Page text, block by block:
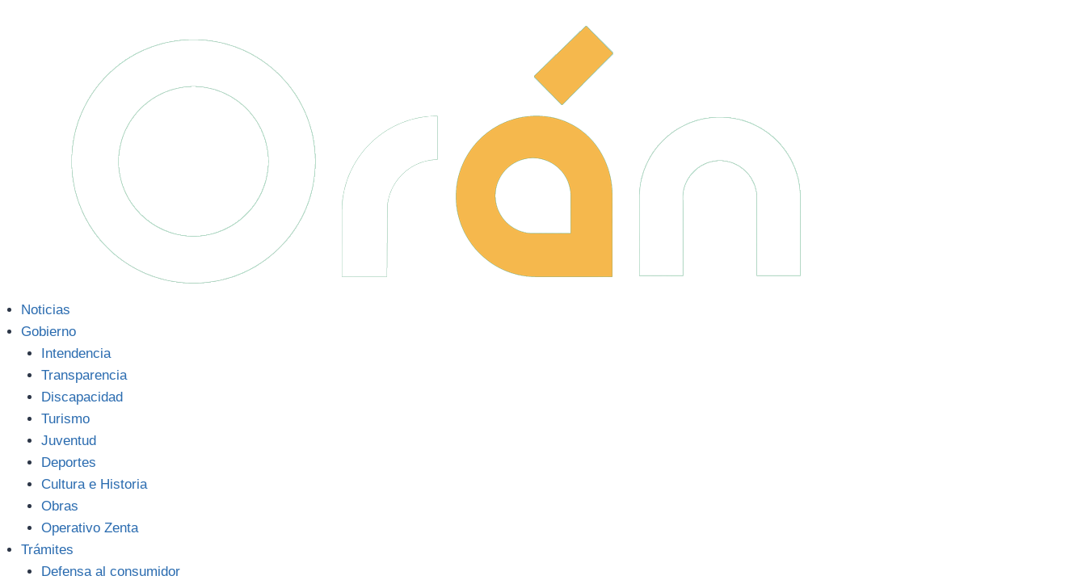
Noticias
Gobierno
Intendencia
Transparencia
Discapacidad
Turismo
Juventud
Deportes
Cultura e Historia
Obras
Operativo Zenta
Trámites
Defensa al consumidor